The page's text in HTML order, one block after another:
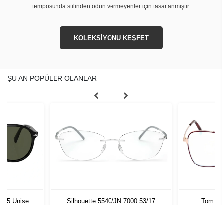
temposunda stilinden ödün vermeyenler için tasarlanmıştır.
KOLEKSİYONU KEŞFET
ŞU AN POPÜLER OLANLAR
55 Unisex
Silhouette 5540/JN 7000 53/17
Tom